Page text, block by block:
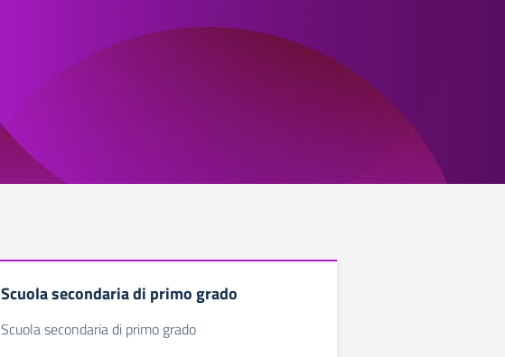
Scuola secondaria di primo grado
Scuola secondaria di primo grado